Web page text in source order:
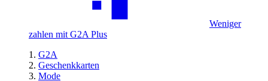
Weniger
zahlen mit G2A Plus
G2A
Geschenkkarten
Mode